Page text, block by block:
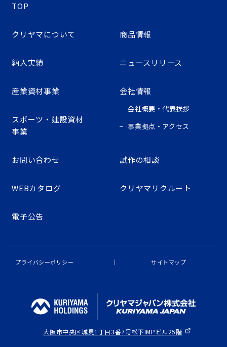
TOP
クリヤマについて 商品情報
納入実績 ニュースリリース
産業資材事業
スポーツ・建設資材
事業
会社情報
会社概要・代表挨拶
事業拠点・アクセス
お問い合わせ 試作の相談
WEBカタログ クリヤマリクルート
電子公告
大阪市中央区城見1丁目3番7号松下IMPビル25階
プライバシーポリシー サイトマップ